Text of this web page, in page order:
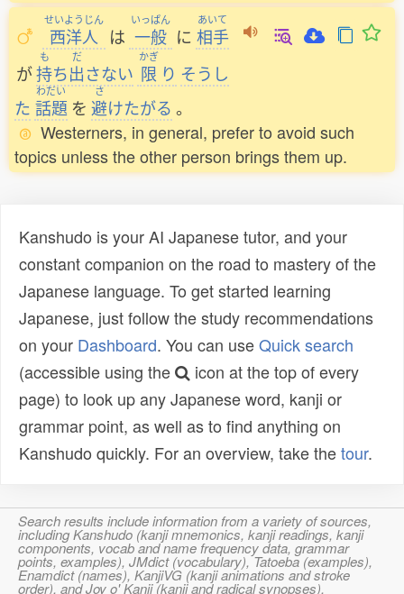
せいようじん
西洋人 は
いっぱん
一般 に
あいて
相手
が
も
持ち
だ
出さない
かぎ
限 り そうし
た
わだい
話題 を
さ
避けたがる 。
Westerners, in general, prefer to avoid such
topics unless the other person brings them up.
Kanshudo is your AI Japanese tutor, and your
constant companion on the road to mastery of the
Japanese language. To get started learning
Japanese, just follow the study recommendations
on your Dashboard. You can useQuick search
(accessible using the
icon at the top of every
page) to look up any Japanese word, kanji or
grammar point, as well as to find anything on
Kanshudo quickly. For an overview, take thetour.
Search results include information from a variety of sources,
including Kanshudo (kanji mnemonics, kanji readings, kanji
components, vocab and name frequency data, grammar
points, examples), JMdict (vocabulary), Tatoeba (examples),
Enamdict (names), KanjiVG (kanji animations and stroke
order), and Joy o' Kanji (kanji and radical synopses).